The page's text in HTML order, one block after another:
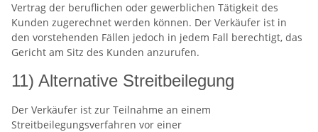
Vertrag der beruflichen oder gewerblichen Tätigkeit des
Kunden zugerechnet werden können. Der Verkäufer ist in
den vorstehenden Fällen jedoch in jedem Fall berechtigt, das
Gericht am Sitz des Kunden anzurufen.
11) Alternative Streitbeilegung
Der Verkäufer ist zur Teilnahme an einem
Streitbeilegungsverfahren vor einer